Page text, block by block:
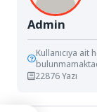
Admin
Kullanıcıya
22876 Yazı